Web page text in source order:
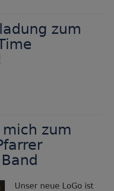
zum
mich zum
Unser neue LoGo ist